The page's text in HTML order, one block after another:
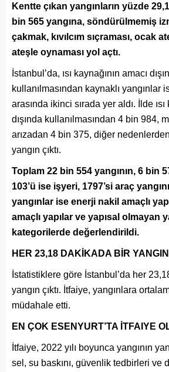
Kentte çıkan yangınların yüzde
bin 565 yangına, söndürülmemiş
çakmak, kıvılcım sıçraması, ocak
ateşle oynaması yol açtı.
İstanbul’da, ısı kaynağının amacı
kullanılmasından kaynaklı yangınlar
arasında ikinci sırada yer aldı. İlde ısı
dışında kullanılmasından 4 bin 984,
arızadan 4 bin 375, diğer
yangın çıktı.
Toplam 22 bin 554 yangının, 6 bin
103’ü ise işyeri, 1797’si araç
yangınlar ise enerji nakil amaçlı
amaçlı yapılar ve yapısal olmayan
kategorilerde değerlendirildi.
H ER 23,18 DAKİKADA BİR
İstatistiklere göre İstanbul’da her
yangın çıktı. İtfaiye, yangınlara
müdahale etti.
EN ÇOK ESENYURT’TA İTFAIYE
İtfaiye, 2022 yılı boyunca yangının
sel, su baskını, güvenlik tedbirleri ve